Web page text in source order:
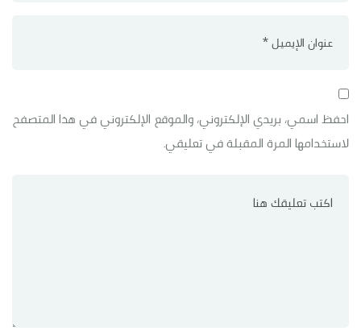
احفظ اسمي، بريدي الإلكتروني، والموقع الإلكتروني في هذا المتصفح
لاستخدامها المرة المقبلة في تعليقي.